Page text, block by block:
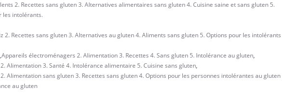
2. Recettes sans gluten 3. Alternatives alimentaires sans gluten 4. Cuisine saine et sans gluten 5.
les intolérants.
2. Recettes sans gluten 3. Alternatives au gluten 4. Aliments sans gluten 5. Options pour les intolérants
,Appareils électroménagers 2. Alimentation 3. Recettes 4. Sans gluten 5. Intolérance au gluten,
Alimentation 3. Santé 4. Intolérance alimentaire 5. Cuisine sans gluten,
Alimentation sans gluten 3. Recettes sans gluten 4. Options pour les personnes intolérantes au gluten
au gluten